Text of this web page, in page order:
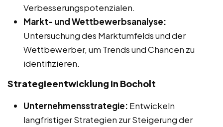
Verbesserungspotenzialen.
Markt- und Wettbewerbsanalyse:
Untersuchung des Marktumfelds und der
Wettbewerber, um Trends und Chancen zu
identifizieren.
Strategieentwicklung in Bocholt
Unternehmensstrategie: Entwickeln
langfristiger Strategien zur Steigerung der